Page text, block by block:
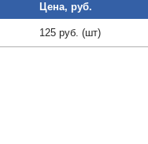
Цена, руб.
125 руб. (шт)